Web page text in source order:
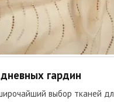
гардин
выбор тканей